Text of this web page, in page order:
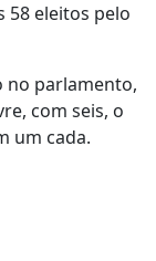
58 eleitos pelo
no parlamento,
com seis, o
um cada.